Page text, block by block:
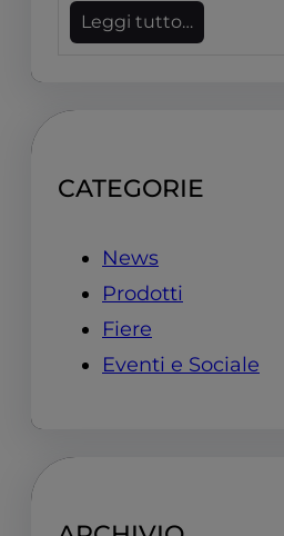
Leggi tutto…
CATEGORIE
News
Prodotti
Fiere
Eventi e Sociale